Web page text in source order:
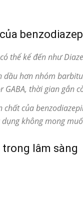
thể kể đến như
dầu hơn nhóm
thời gian gắn
chất của
không mong
lâm sàng